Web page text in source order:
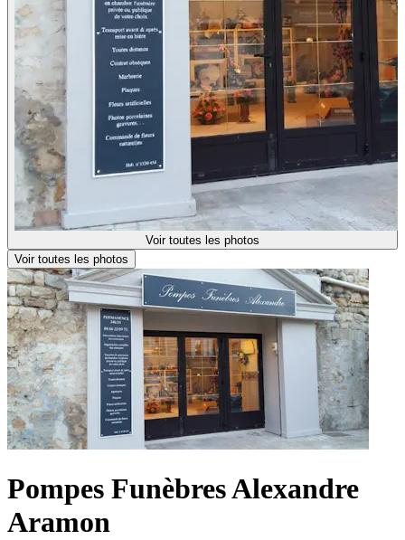
Voir toutes les photos
Voir toutes les photos
Pompes Funèbres Alexandre
Aramon